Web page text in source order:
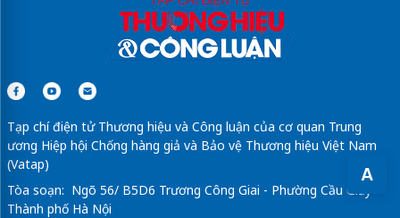
A
Tạp chí điện tử Thương hiệu và Công luận của cơ quan Trung
ương Hiệp hội Chống hàng giả và Bảo vệ Thương hiệu Việt Nam
(Vatap)
Tòa soạn: Ngõ 56/ B5D6 Trương Công Giai - Phường Cầu Giấy -
Thành phố Hà Nội